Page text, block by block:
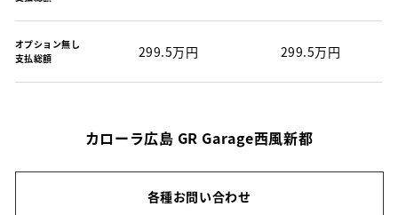
オプション無し
支払総額
299.5万円 299.5万円
カローラ広島 GR Garage西風新都
各種お問い合わせ